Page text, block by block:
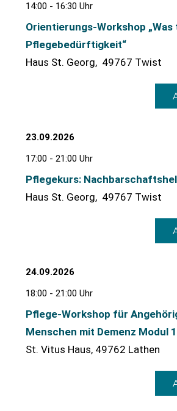
14:00 - 16:30 Uhr
Orientierungs-Workshop „Was
Pflegebedürftigkeit“
Haus St. Georg, 49767 Twist
23.09.2026
17:00 - 21:00 Uhr
Pflegekurs:
Haus St. Georg, 49767 Twist
24.09.2026
18:00 - 21:00 Uhr
Pflege-Workshop für
Menschen mit Demenz Modul
St. Vitus Haus, 49762 Lathen